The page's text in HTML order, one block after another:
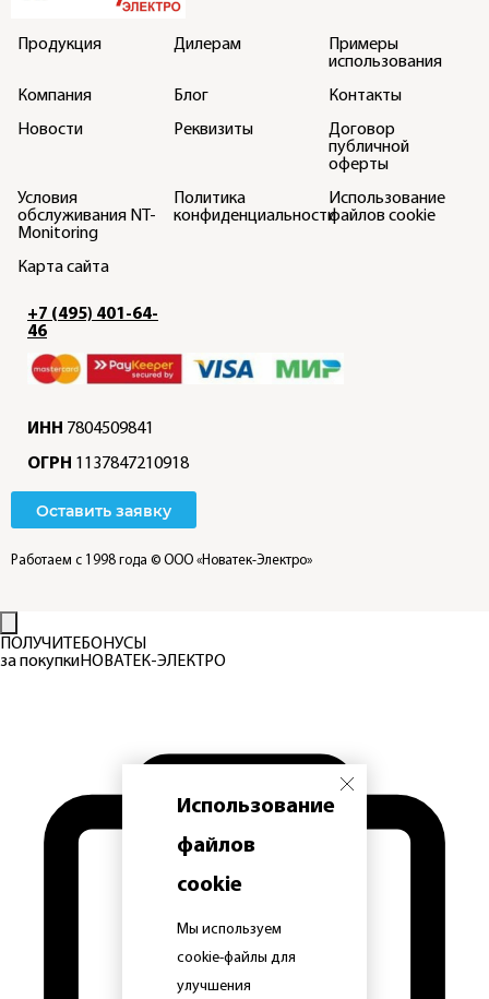
Продукция Дилерам
Примеры
использования
Компания
Блог
Контакты
Новости
Реквизиты
Договор
публичной
оферты
Условия
обслуживания NT-
Monitoring
Политика
конфиденциальности
Использование
файлов cookie
Карта сайта
+7 (495) 401-64-
46
ИНН 7804509841
ОГРН 1137847210918
Оставить заявку
Работаем с 1998 года © ООО «Новатек-Электро»
Использование
файлов
cookie
Мы используем
cookie-файлы для
улучшения
ПОЛУЧИТЕБОНУСЫ
за покупкиНОВАТЕК-ЭЛЕКТРО